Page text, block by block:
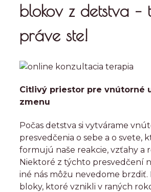
blokov z detstva –
práve ste!
Citlivý priestor pre vnútorné
zmenu
Počas detstva si vytvárame
presvedčenia o sebe a o svete,
formujú naše reakcie, vzťahy a
Niektoré z týchto presvedčení
iné nás môžu nevedome brzdiť.
bloky, ktoré vznikli v raných